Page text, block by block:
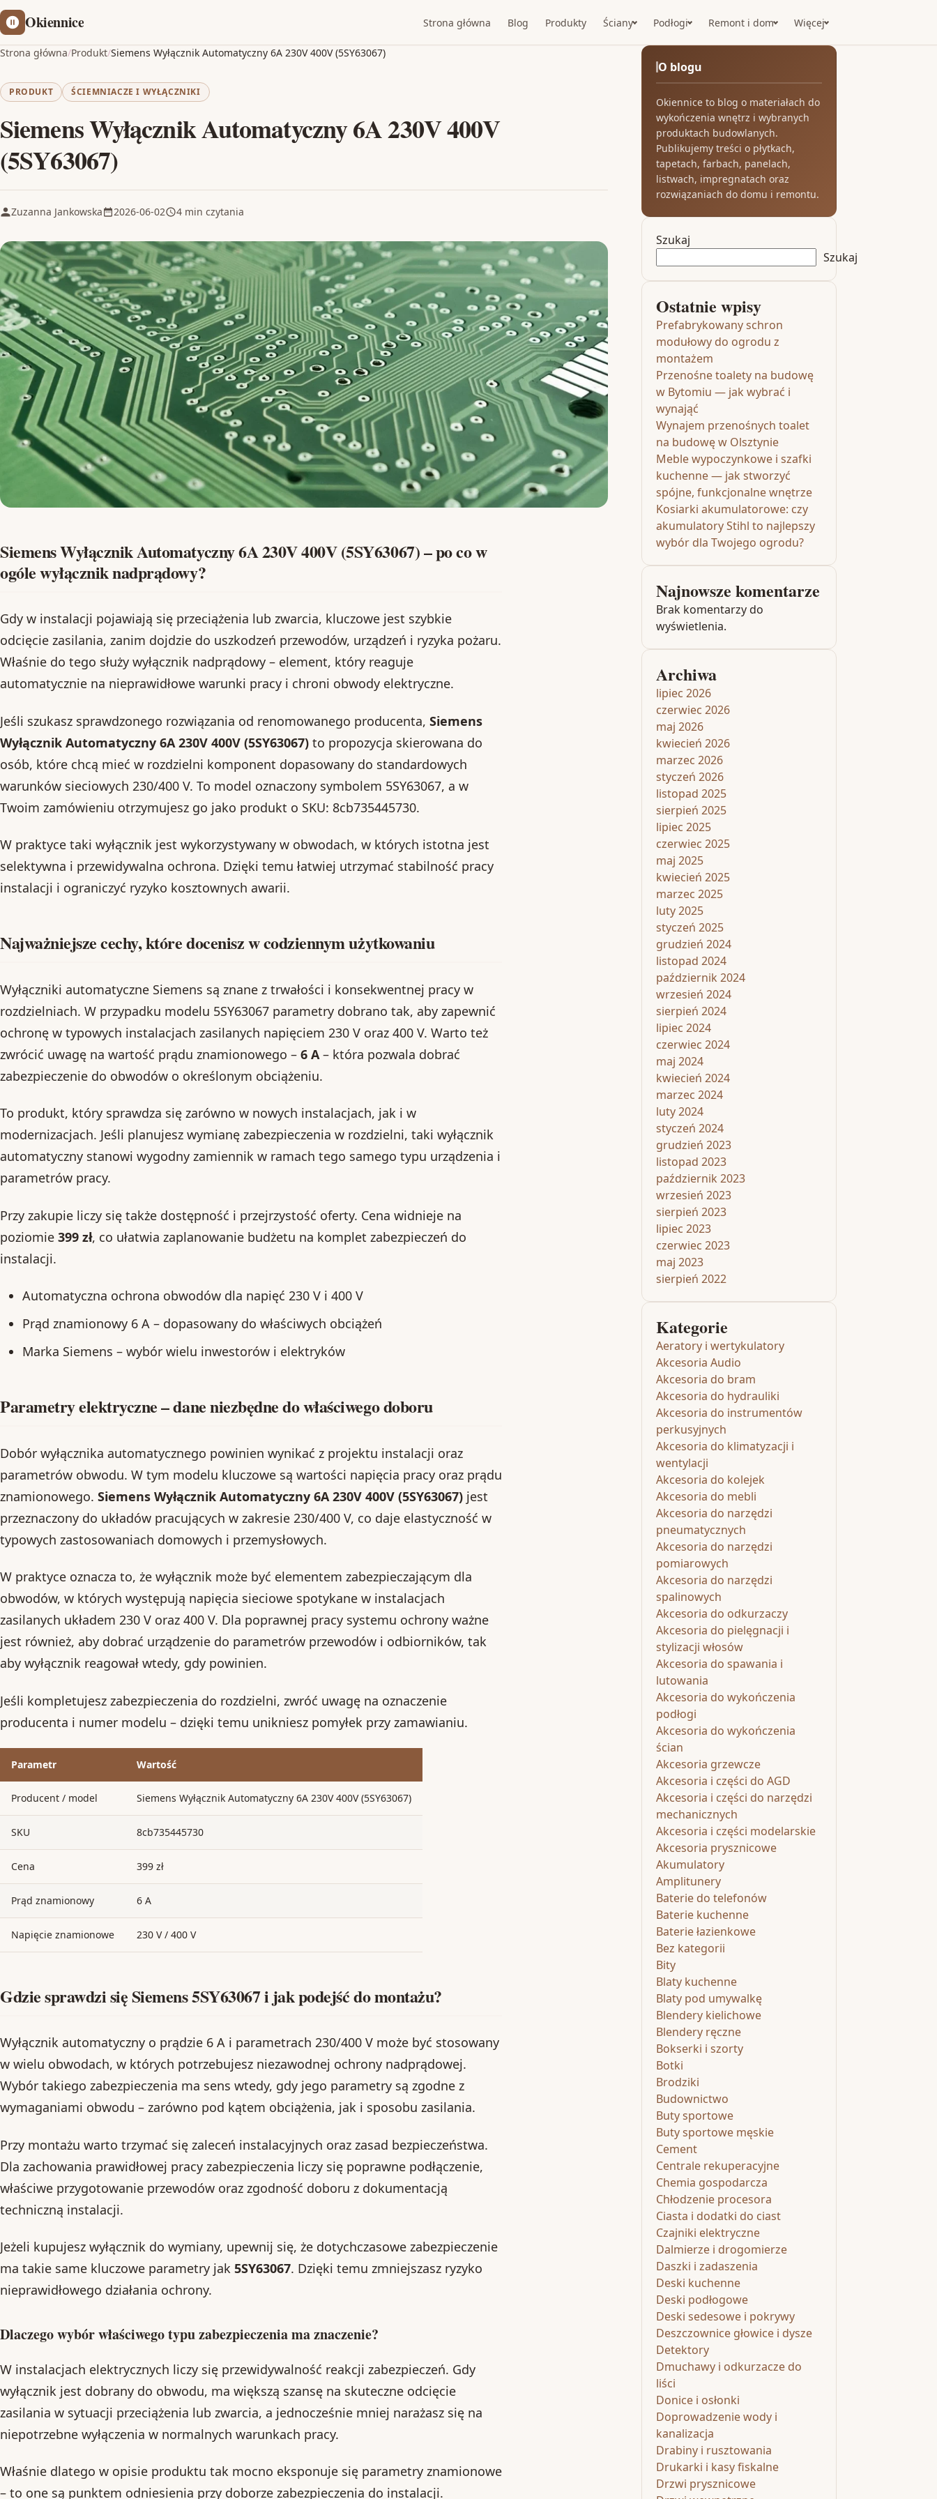
Okiennice Strona główna Blog Produkty Ściany Podłogi Remont i dom Więcej
Strona główna/Produkt/Siemens Wyłącznik Automatyczny 6A 230V 400V (5SY63067)
PRODUKT ŚCIEMNIACZE I WYŁĄCZNIKI
Siemens Wyłącznik Automatyczny 6A 230V 400V
(5SY63067)
Zuzanna Jankowska 2026-06-02 4 min czytania
Siemens Wyłącznik Automatyczny 6A 230V 400V (5SY63067) – po co w
ogóle wyłącznik nadprądowy?
Gdy w instalacji pojawiają się przeciążenia lub zwarcia, kluczowe jest szybkie
odcięcie zasilania, zanim dojdzie do uszkodzeń przewodów, urządzeń i ryzyka pożaru.
Właśnie do tego służy wyłącznik nadprądowy – element, który reaguje
automatycznie na nieprawidłowe warunki pracy i chroni obwody elektryczne.
Jeśli szukasz sprawdzonego rozwiązania od renomowanego producenta, Siemens
Wyłącznik Automatyczny 6A 230V 400V (5SY63067) to propozycja skierowana do
osób, które chcą mieć w rozdzielni komponent dopasowany do standardowych
warunków sieciowych 230/400 V. To model oznaczony symbolem 5SY63067, a w
Twoim zamówieniu otrzymujesz go jako produkt o SKU: 8cb735445730.
W praktyce taki wyłącznik jest wykorzystywany w obwodach, w których istotna jest
selektywna i przewidywalna ochrona. Dzięki temu łatwiej utrzymać stabilność pracy
instalacji i ograniczyć ryzyko kosztownych awarii.
Najważniejsze cechy, które docenisz w codziennym użytkowaniu
Wyłączniki automatyczne Siemens są znane z trwałości i konsekwentnej pracy w
rozdzielniach. W przypadku modelu 5SY63067 parametry dobrano tak, aby zapewnić
ochronę w typowych instalacjach zasilanych napięciem 230 V oraz 400 V. Warto też
zwrócić uwagę na wartość prądu znamionowego – 6 A – która pozwala dobrać
zabezpieczenie do obwodów o określonym obciążeniu.
To produkt, który sprawdza się zarówno w nowych instalacjach, jak i w
modernizacjach. Jeśli planujesz wymianę zabezpieczenia w rozdzielni, taki wyłącznik
automatyczny stanowi wygodny zamiennik w ramach tego samego typu urządzenia i
parametrów pracy.
Przy zakupie liczy się także dostępność i przejrzystość oferty. Cena widnieje na
poziomie 399 zł, co ułatwia zaplanowanie budżetu na komplet zabezpieczeń do
instalacji.
Automatyczna ochrona obwodów dla napięć 230 V i 400 V
Prąd znamionowy 6 A – dopasowany do właściwych obciążeń
Marka Siemens – wybór wielu inwestorów i elektryków
Parametry elektryczne – dane niezbędne do właściwego doboru
Dobór wyłącznika automatycznego powinien wynikać z projektu instalacji oraz
parametrów obwodu. W tym modelu kluczowe są wartości napięcia pracy oraz prądu
znamionowego. Siemens Wyłącznik Automatyczny 6A 230V 400V (5SY63067) jest
przeznaczony do układów pracujących w zakresie 230/400 V, co daje elastyczność w
typowych zastosowaniach domowych i przemysłowych.
W praktyce oznacza to, że wyłącznik może być elementem zabezpieczającym dla
obwodów, w których występują napięcia sieciowe spotykane w instalacjach
zasilanych układem 230 V oraz 400 V. Dla poprawnej pracy systemu ochrony ważne
jest również, aby dobrać urządzenie do parametrów przewodów i odbiorników, tak
aby wyłącznik reagował wtedy, gdy powinien.
Jeśli kompletujesz zabezpieczenia do rozdzielni, zwróć uwagę na oznaczenie
producenta i numer modelu – dzięki temu unikniesz pomyłek przy zamawianiu.
Parametr Wartość
Producent / model Siemens Wyłącznik Automatyczny 6A 230V 400V (5SY63067)
SKU 8cb735445730
Cena 399 zł
Prąd znamionowy 6 A
Napięcie znamionowe 230 V / 400 V
Gdzie sprawdzi się Siemens 5SY63067 i jak podejść do montażu?
Wyłącznik automatyczny o prądzie 6 A i parametrach 230/400 V może być stosowany
w wielu obwodach, w których potrzebujesz niezawodnej ochrony nadprądowej.
Wybór takiego zabezpieczenia ma sens wtedy, gdy jego parametry są zgodne z
wymaganiami obwodu – zarówno pod kątem obciążenia, jak i sposobu zasilania.
Przy montażu warto trzymać się zaleceń instalacyjnych oraz zasad bezpieczeństwa.
Dla zachowania prawidłowej pracy zabezpieczenia liczy się poprawne podłączenie,
właściwe przygotowanie przewodów oraz zgodność doboru z dokumentacją
techniczną instalacji.
Jeżeli kupujesz wyłącznik do wymiany, upewnij się, że dotychczasowe zabezpieczenie
ma takie same kluczowe parametry jak 5SY63067. Dzięki temu zmniejszasz ryzyko
nieprawidłowego działania ochrony.
Dlaczego wybór właściwego typu zabezpieczenia ma znaczenie?
W instalacjach elektrycznych liczy się przewidywalność reakcji zabezpieczeń. Gdy
wyłącznik jest dobrany do obwodu, ma większą szansę na skuteczne odcięcie
zasilania w sytuacji przeciążenia lub zwarcia, a jednocześnie mniej narażasz się na
niepotrzebne wyłączenia w normalnych warunkach pracy.
Właśnie dlatego w opisie produktu tak mocno eksponuje się parametry znamionowe
– to one są punktem odniesienia przy doborze zabezpieczenia do instalacji.
O blogu
Okiennice to blog o materiałach do
wykończenia wnętrz i wybranych
produktach budowlanych.
Publikujemy treści o płytkach,
tapetach, farbach, panelach,
listwach, impregnatach oraz
rozwiązaniach do domu i remontu.
Szukaj
Szukaj
Ostatnie wpisy
Prefabrykowany schron
modułowy do ogrodu z
montażem
Przenośne toalety na budowę
w Bytomiu — jak wybrać i
wynająć
Wynajem przenośnych toalet
na budowę w Olsztynie
Meble wypoczynkowe i szafki
kuchenne — jak stworzyć
spójne, funkcjonalne wnętrze
Kosiarki akumulatorowe: czy
akumulatory Stihl to najlepszy
wybór dla Twojego ogrodu?
Najnowsze komentarze
Brak komentarzy do
wyświetlenia.
Archiwa
lipiec 2026
czerwiec 2026
maj 2026
kwiecień 2026
marzec 2026
styczeń 2026
listopad 2025
sierpień 2025
lipiec 2025
czerwiec 2025
maj 2025
kwiecień 2025
marzec 2025
luty 2025
styczeń 2025
grudzień 2024
listopad 2024
październik 2024
wrzesień 2024
sierpień 2024
lipiec 2024
czerwiec 2024
maj 2024
kwiecień 2024
marzec 2024
luty 2024
styczeń 2024
grudzień 2023
listopad 2023
październik 2023
wrzesień 2023
sierpień 2023
lipiec 2023
czerwiec 2023
maj 2023
sierpień 2022
Kategorie
Aeratory i wertykulatory
Akcesoria Audio
Akcesoria do bram
Akcesoria do hydrauliki
Akcesoria do instrumentów
perkusyjnych
Akcesoria do klimatyzacji i
wentylacji
Akcesoria do kolejek
Akcesoria do mebli
Akcesoria do narzędzi
pneumatycznych
Akcesoria do narzędzi
pomiarowych
Akcesoria do narzędzi
spalinowych
Akcesoria do odkurzaczy
Akcesoria do pielęgnacji i
stylizacji włosów
Akcesoria do spawania i
lutowania
Akcesoria do wykończenia
podłogi
Akcesoria do wykończenia
ścian
Akcesoria grzewcze
Akcesoria i części do AGD
Akcesoria i części do narzędzi
mechanicznych
Akcesoria i części modelarskie
Akcesoria prysznicowe
Akumulatory
Amplitunery
Baterie do telefonów
Baterie kuchenne
Baterie łazienkowe
Bez kategorii
Bity
Blaty kuchenne
Blaty pod umywalkę
Blendery kielichowe
Blendery ręczne
Bokserki i szorty
Botki
Brodziki
Budownictwo
Buty sportowe
Buty sportowe męskie
Cement
Centrale rekuperacyjne
Chemia gospodarcza
Chłodzenie procesora
Ciasta i dodatki do ciast
Czajniki elektryczne
Dalmierze i drogomierze
Daszki i zadaszenia
Deski kuchenne
Deski podłogowe
Deski sedesowe i pokrywy
Deszczownice głowice i dysze
Detektory
Dmuchawy i odkurzacze do
liści
Donice i osłonki
Doprowadzenie wody i
kanalizacja
Drabiny i rusztowania
Drukarki i kasy fiskalne
Drzwi prysznicowe